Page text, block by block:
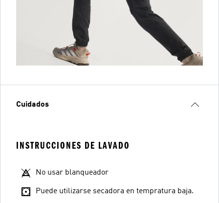
Cuidados
INSTRUCCIONES DE LAVADO
No usar blanqueador
Puede utilizarse secadora en tempratura baja.